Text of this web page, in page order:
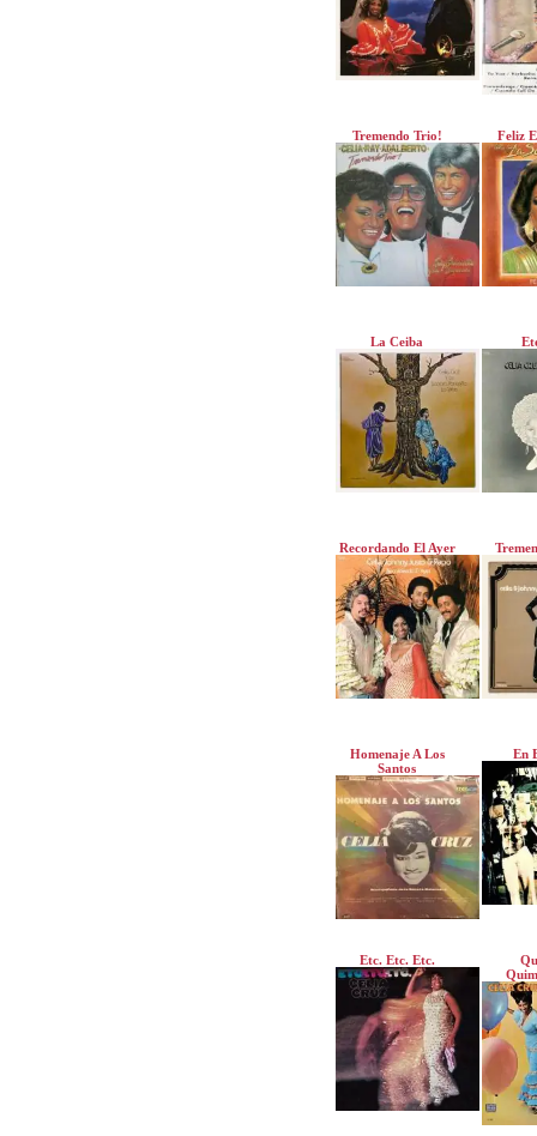
Tremendo Trio! Feliz
La Ceiba
Recordando El Ayer
Homenaje A Los
Santos
En
Etc. Etc. Etc.